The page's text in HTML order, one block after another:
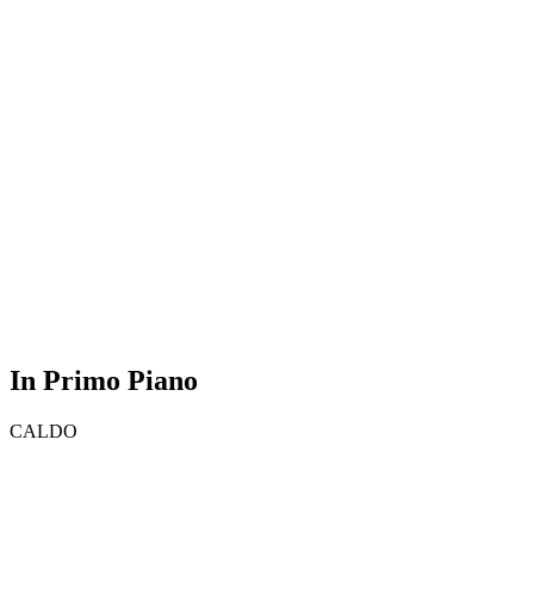
In Primo Piano
CALDO